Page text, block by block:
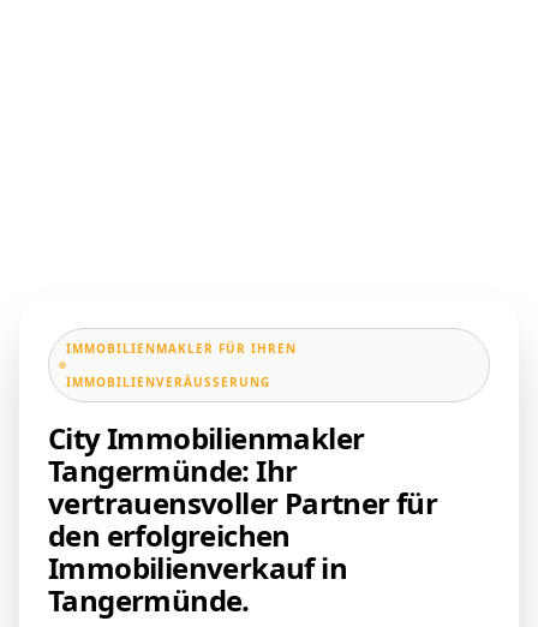
IMMOBILIENMAKLER FÜR IHREN
IMMOBILIENVERÄUSSERUNG
City Immobilienmakler
Tangermünde: Ihr
vertrauensvoller Partner für
den erfolgreichen
Immobilienverkauf in
Tangermünde.